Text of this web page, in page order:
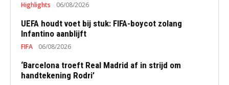
Highlights 06/08/2026
UEFA houdt voet bij stuk: FIFA-boycot zolang
Infantino aanblijft
FIFA 06/08/2026
‘Barcelona troeft Real Madrid af in strijd om
handtekening Rodri’